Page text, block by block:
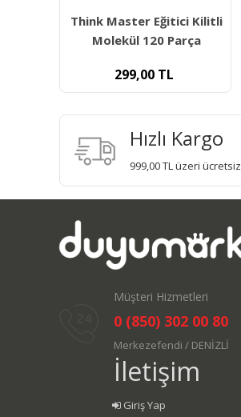
Hot Wheels 2 İn 1 Box
Puzzle Set
85,00 TL
Hızlı Kargo
999,00 TL üzeri ücretsiz
Müşteri Hizmetleri
0 (850) 302 00 80
Merkezefendi / DENİZLİ
İletişim
Giriş Yap